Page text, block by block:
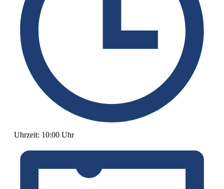
Uhrzeit: 10:00 Uhr